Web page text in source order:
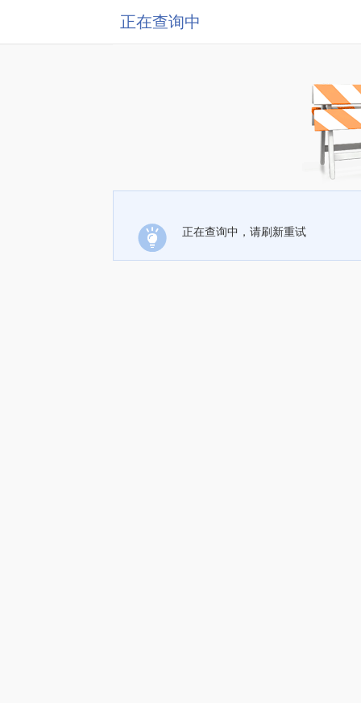
正在查询中
正在查询中，请刷新重试